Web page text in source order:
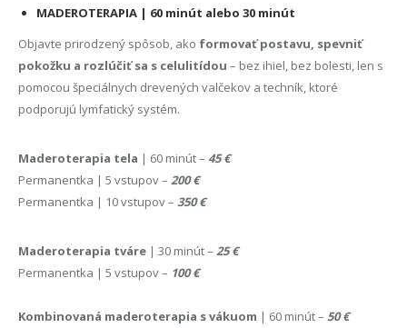
MADEROTERAPIA | 60 minút alebo 30 minút
Objavte prirodzený spôsob, ako formovať postavu, spevniť
pokožku a rozlúčiť sa s celulitídou – bez ihiel, bez bolesti, len s
pomocou špeciálnych drevených valčekov a techník, ktoré
podporujú lymfatický systém.
Maderoterapia tela | 60 minút – 45 €
Permanentka | 5 vstupov – 200 €
Permanentka | 10 vstupov – 350€
Maderoterapia tváre | 30 minút – 25 €
Permanentka | 5 vstupov – 100€
Kombinovaná maderoterapia s vákuom | 60 minút – 50 €